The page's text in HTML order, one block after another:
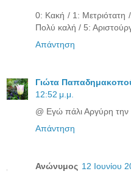
0: Κακή / 1: Μετριότατη
Πολύ καλή / 5:
Απάντηση
Γιώτα
12:52 μ.μ.
@ Εγώ πάλι Αργύρη την
Απάντηση
Ανώνυμος 12 Ιουνίου